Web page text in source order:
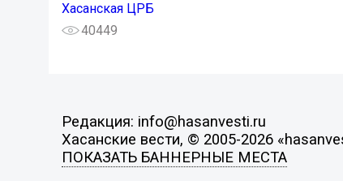
Хасанская ЦРБ
40449
Редакция: info@hasanvesti.ru
Хасанские вести, © 2005-2026
ПОКАЗАТЬ БАННЕРНЫЕ МЕСТА